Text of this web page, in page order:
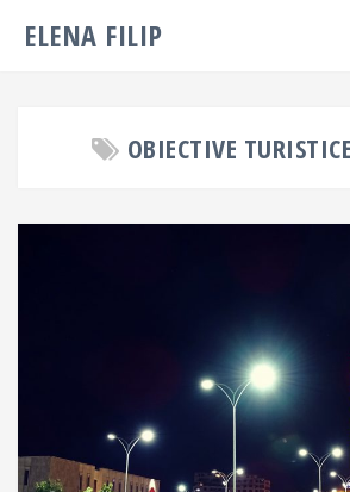
ELENA FILIP
OBIECTIVE